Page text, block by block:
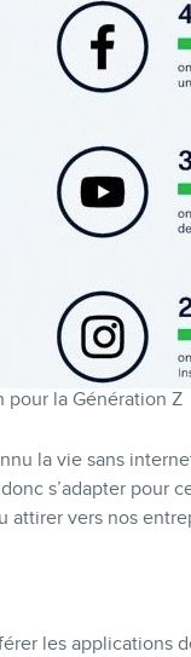
pour la Génération Z
la vie sans
s’adapter pour
attirer vers nos
les applications